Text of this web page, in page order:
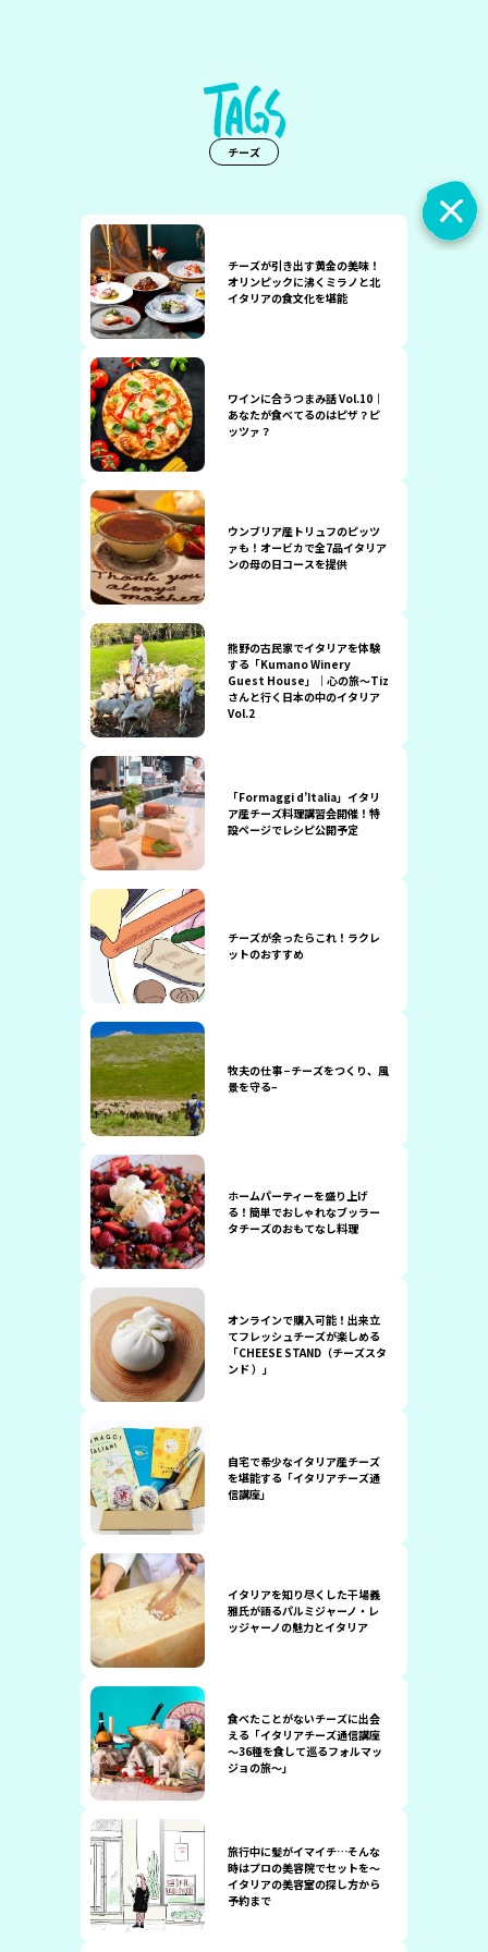
チーズ
チーズが引き出す黄金の美味！
オリンピックに沸くミラノと北
イタリアの食文化を堪能
ワインに合うつまみ話 Vol.10｜
あなたが食べてるのはピザ？ピ
ッツァ？
ウンブリア産トリュフのピッツ
ァも！オービカで全7品イタリア
ンの母の日コースを提供
熊野の古民家でイタリアを体験
する「Kumano Winery
Guest House」｜心の旅〜Tiz
さんと行く日本の中のイタリア
Vol.2
「Formaggi d’Italia」イタリ
ア産チーズ料理講習会開催！特
設ページでレシピ公開予定
チーズが余ったらこれ！ラクレ
ットのおすすめ
牧夫の仕事 −チーズをつくり、風
景を守る–
ホームパーティーを盛り上げ
る！簡単でおしゃれなブッラー
タチーズのおもてなし料理
オンラインで購入可能！出来立
てフレッシュチーズが楽しめる
「CHEESE STAND（チーズスタ
ンド ）」
自宅で希少なイタリア産チーズ
を堪能する「イタリアチーズ通
信講座」
イタリアを知り尽くした干場義
雅氏が語るパルミジャーノ・レ
ッジャーノの魅力とイタリア
食べたことがないチーズに出会
える「イタリアチーズ通信講座
〜36種を食して巡るフォルマッ
ジョの旅〜」
旅行中に髪がイマイチ…そんな
時はプロの美容院でセットを〜
イタリアの美容室の探し方から
予約まで